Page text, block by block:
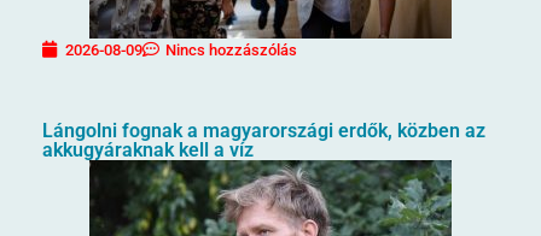
2026-08-09 Nincs hozzászólás
Lángolni fognak a magyarországi erdők, közben az
akkugyáraknak kell a víz